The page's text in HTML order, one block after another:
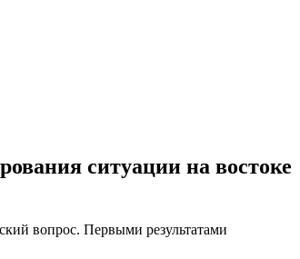
ситуации на востоке
вопрос. Первыми результатами